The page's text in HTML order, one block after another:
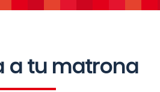
a tu matrona